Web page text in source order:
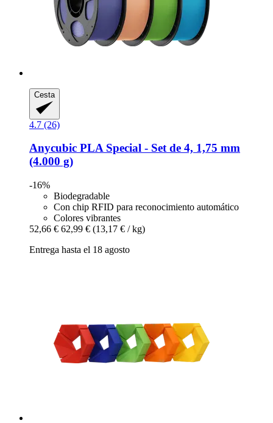
Cesta
4.7 (26)
Anycubic PLA Special -​ Set de 4, 1,75 mm
(4.000 g)
-16%
Biodegradable
Con chip RFID para reconocimiento automático
Colores vibrantes
52,66 € 62,99 € (13,17 € / kg)
Entrega hasta el 18 agosto